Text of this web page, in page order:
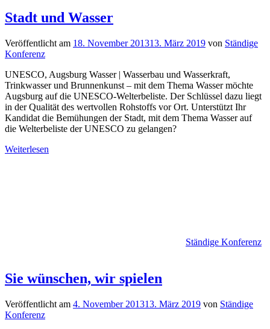
Stadt und Wasser
Veröffentlicht am 18. November 201313. März 2019 von Ständige
Konferenz
UNESCO, Augsburg Wasser | Wasserbau und Wasserkraft,
Trinkwasser und Brunnenkunst – mit dem Thema Wasser möchte
Augsburg auf die UNESCO-Welterbeliste. Der Schlüssel dazu liegt
in der Qualität des wertvollen Rohstoffs vor Ort. Unterstützt Ihr
Kandidat die Bemühungen der Stadt, mit dem Thema Wasser auf
die Welterbeliste der UNESCO zu gelangen?
Weiterlesen
Ständige Konferenz
Sie wünschen, wir spielen
Veröffentlicht am 4. November 201313. März 2019 von Ständige
Konferenz